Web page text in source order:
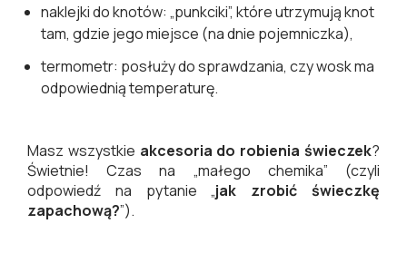
naklejki do knotów: „punkciki”, które utrzymują knot
tam, gdzie jego miejsce (na dnie pojemniczka),
termometr: posłuży do sprawdzania, czy wosk ma
odpowiednią temperaturę.
Masz wszystkie akcesoria do robienia świeczek?
Świetnie! Czas na „małego chemika” (czyli
odpowiedź na pytanie „jak zrobić świeczkę
zapachową?”).